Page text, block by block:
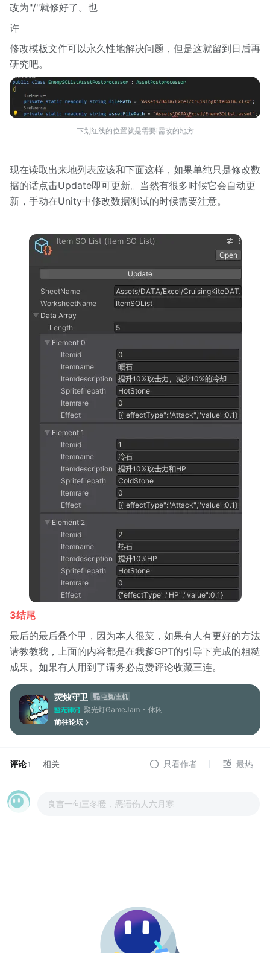
改为"/"就修好了。也
许
修改模板文件可以永久性地解决问题，但是这就留到日后再
研究吧。
下划红线的位置就是需要i需改的地方
现在读取出来地列表应该和下面这样，如果单纯只是修改数
据的话点击Update即可更新。当然有很多时候它会自动更
新，手动在Unity中修改数据测试的时候需要注意。
3结尾
最后的最后叠个甲，因为本人很菜，如果有人有更好的方法
请教教我，上面的内容都是在我爹GPT的引导下完成的粗糙
成果。如果有人用到了请务必点赞评论收藏三连。
荧烛守卫 电脑/主机
聚光灯GameJam
休闲
前往论坛
评论1 相关 只看作者 最热
良言一句三冬暖，恶语伤人六月寒